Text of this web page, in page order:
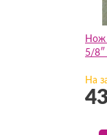
Нож
5/
На